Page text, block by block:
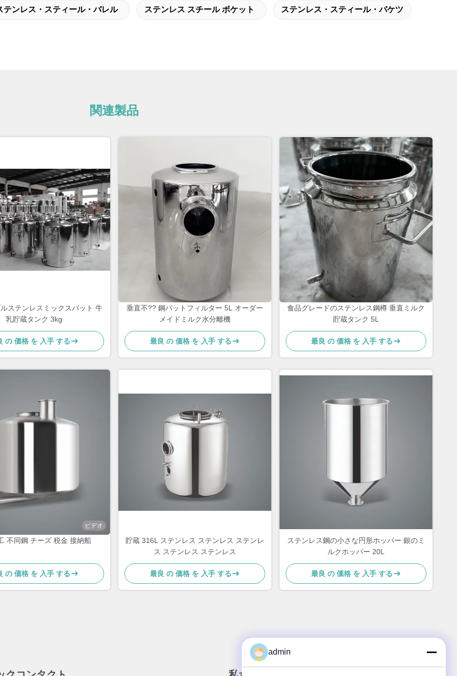
テンレス・スティール・バレル ステンレス スチール ボケット ステンレス・スティール・バケツ
関連製品
ステンレスミックスバット 牛
乳貯蔵タンク 3kg
の 価格 を 入手 する
垂直不?? 鋼バットフィルター 5L オーダー
メイドミルク水分離機
最良 の 価格 を 入手 する
食品グレードのステンレス鋼樽 垂直ミルク
貯蔵タンク 5L
最良 の 価格 を 入手 する
ビデオ
不同鋼 チーズ 税金 接納船
の 価格 を 入手 する
貯蔵 316L ステンレス ステンレス ステンレ
ス ステンレス ステンレス
最良 の 価格 を 入手 する
ステンレス鋼の小さな円形ホッパー 銀のミ
ルクホッパー 20L
最良 の 価格 を 入手 する
admin